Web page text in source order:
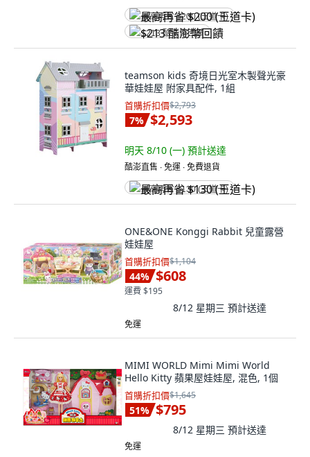
最高再省 $200 (王道卡)
$213 酷澎幣回饋
teamson kids 奇境日光室木製聲光豪
華娃娃屋 附家具配件, 1組
首購折扣價$2,793
7% $2,593
明天 8/10 (一) 預計送達
酷澎直售 ∙ 免運 ∙ 免費退貨
最高再省 $130 (王道卡)
ONE&ONE Konggi Rabbit 兒童露營
娃娃屋
首購折扣價$1,104
44% $608
運費 $195
8/12 星期三 預計送達
免運
MIMI WORLD Mimi Mimi World
Hello Kitty 蘋果屋娃娃屋, 混色, 1個
首購折扣價$1,645
51% $795
8/12 星期三 預計送達
免運